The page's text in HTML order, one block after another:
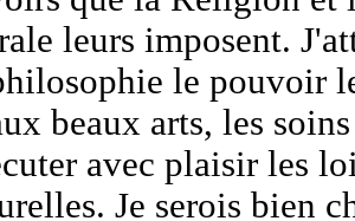
leurs imposent.
le pouvoir
beaux arts, les
avec plaisir les
Je serois bien